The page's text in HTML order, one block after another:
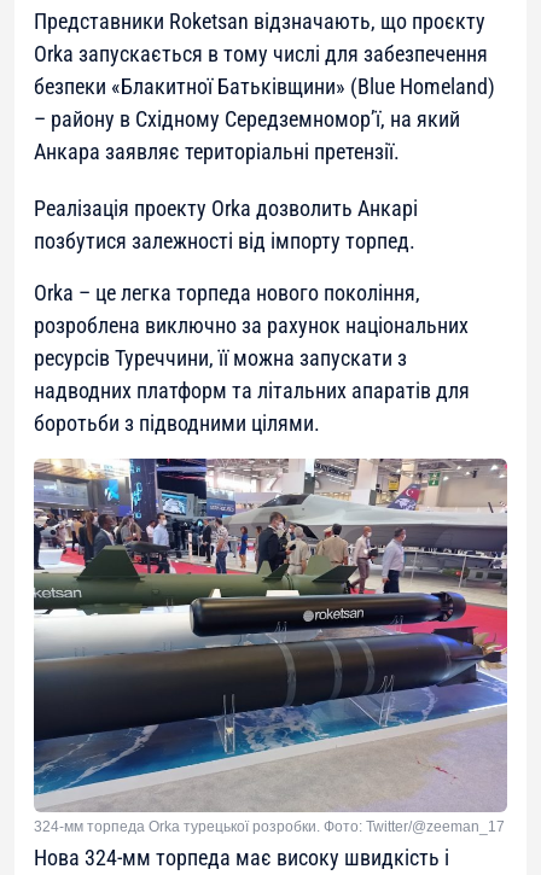
Представники Roketsan відзначають, що проєкту
Orka запускається в тому числі для забезпечення
безпеки «Блакитної Батьківщини» (Blue Homeland)
– району в Східному Середземномор’ї, на який
Анкара заявляє територіальні претензії.
Реалізація проекту Orka дозволить Анкарі
позбутися залежності від імпорту торпед.
Orka – це легка торпеда нового покоління,
розроблена виключно за рахунок національних
ресурсів Туреччини, її можна запускати з
надводних платформ та літальних апаратів для
боротьби з підводними цілями.
324-мм торпеда Orka турецької розробки. Фото: Twitter/@zeeman_17
Нова 324-мм торпеда має високу швидкість і